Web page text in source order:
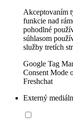
Akceptovaním
funkcie nad
pohodlné
súhlasom
služby tretích
Google Tag
Consent Mode
Freshchat
Externý